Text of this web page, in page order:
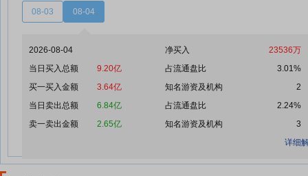
08-03 08-04
2026-08-04 净买入
23536万
当日买入总额
9.20亿 占流通盘比
3.01%
买一买入金额
3.64亿 知名游资及机构
2
当日卖出总额
6.84亿 占流通盘比
2.24%
卖一卖出金额
2.65亿 知名游资及机构
3
详细